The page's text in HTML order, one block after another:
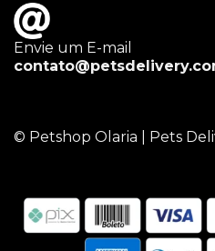
Envie um E-mail
© Petshop Olaria | Pets